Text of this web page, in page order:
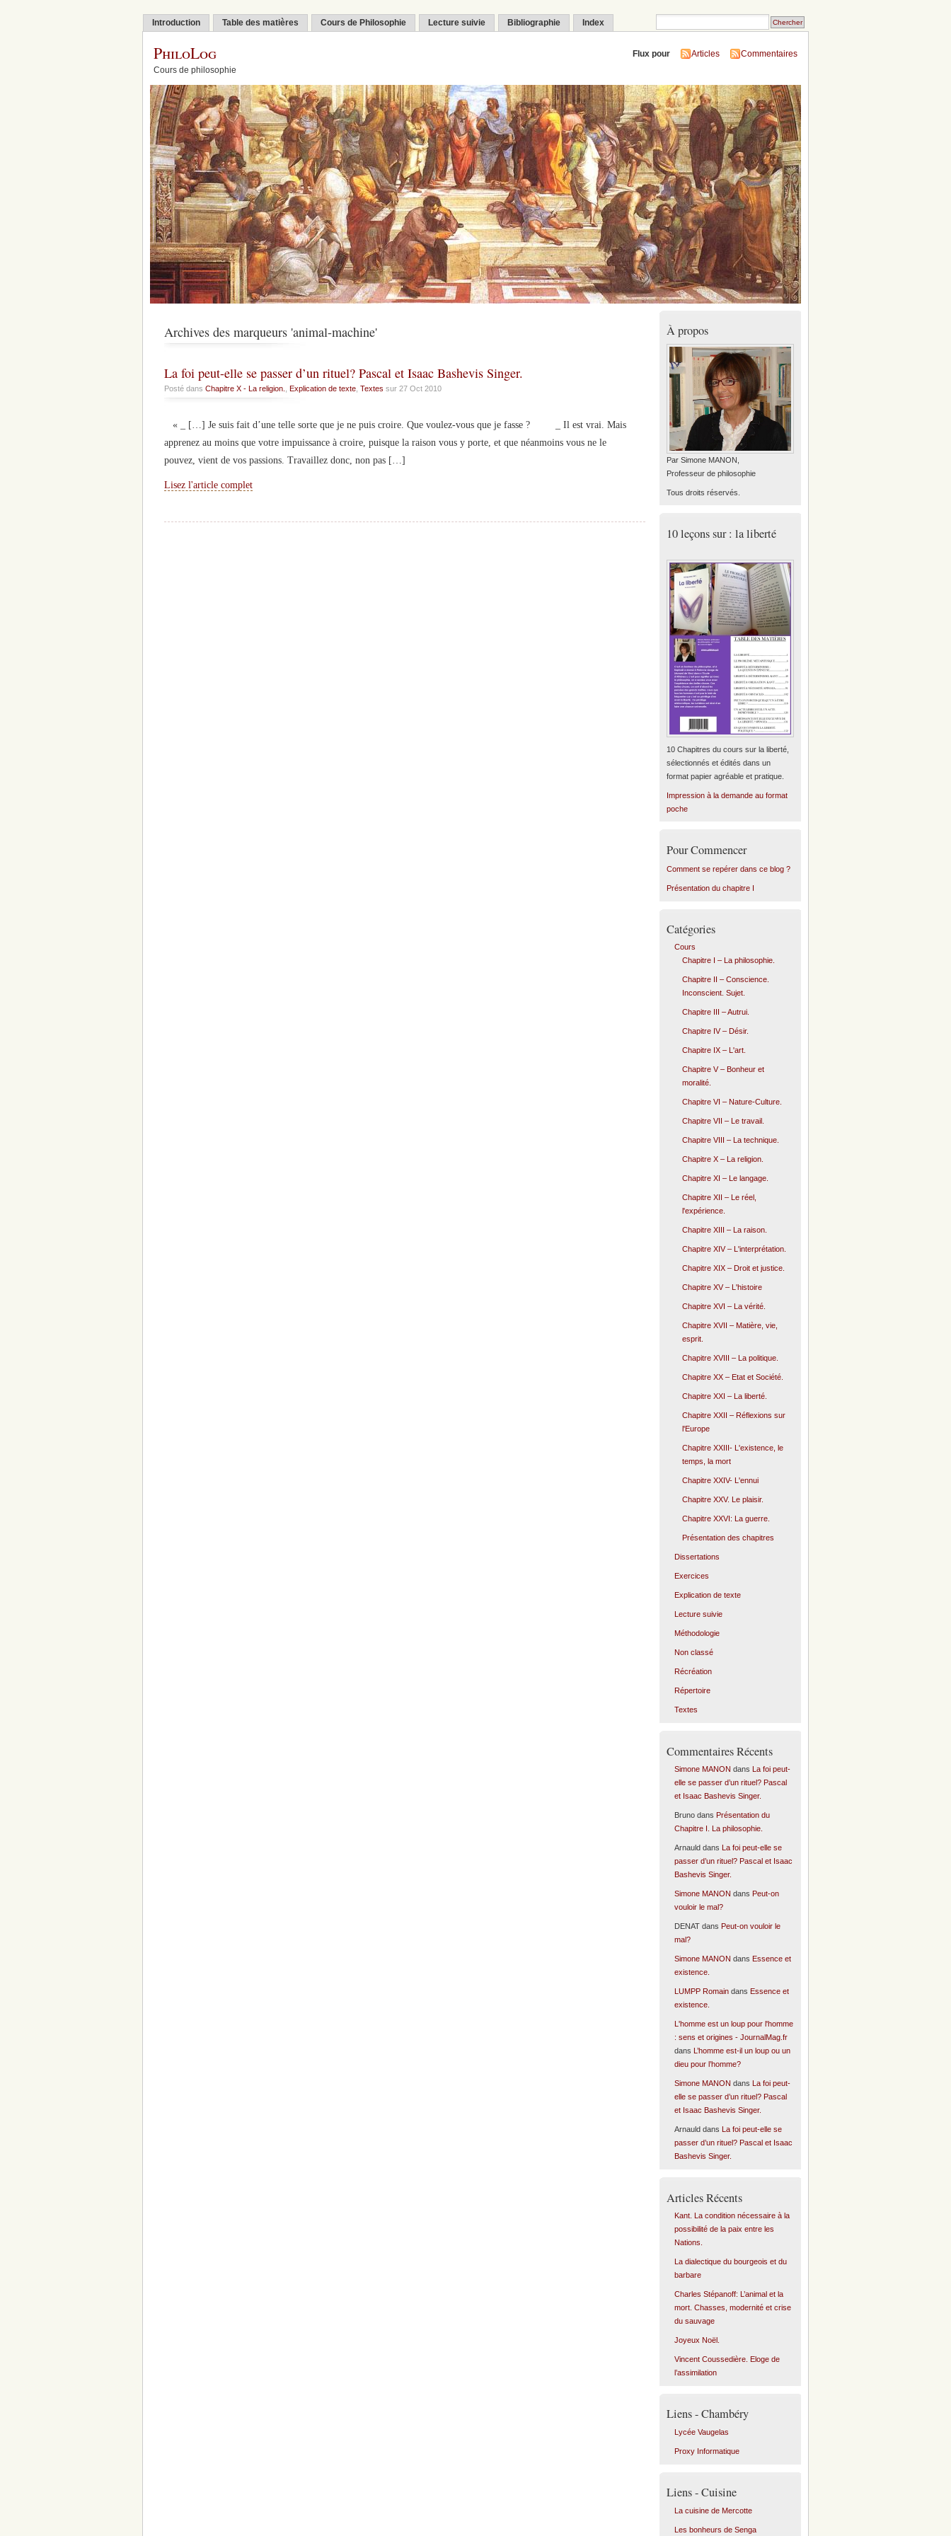
Introduction Table des matières Cours de Philosophie Lecture suivie Bibliographie Index
PhiloLog
Cours de philosophie
Flux pour Articles Commentaires
Archives des marqueurs 'animal-machine'
La foi peut-elle se passer d’un rituel? Pascal et Isaac Bashevis Singer.
Posté dans Chapitre X - La religion., Explication de texte, Textes sur 27 Oct 2010
« _ […] Je suis fait d’une telle sorte que je ne puis croire. Que voulez-vous que je fasse ? _ Il est vrai. Mais
apprenez au moins que votre impuissance à croire, puisque la raison vous y porte, et que néanmoins vous ne le
pouvez, vient de vos passions. Travaillez donc, non pas […]
Lisez l'article complet
À propos
Par Simone MANON,
Professeur de philosophie
Tous droits réservés.
10 leçons sur : la liberté
10 Chapitres du cours sur la liberté,
sélectionnés et édités dans un
format papier agréable et pratique.
Impression à la demande au format
poche
Pour Commencer
Comment se repérer dans ce blog ?
Présentation du chapitre I
Catégories
Cours
Chapitre I – La philosophie.
Chapitre II – Conscience.
Inconscient. Sujet.
Chapitre III – Autrui.
Chapitre IV – Désir.
Chapitre IX – L'art.
Chapitre V – Bonheur et
moralité.
Chapitre VI – Nature-Culture.
Chapitre VII – Le travail.
Chapitre VIII – La technique.
Chapitre X – La religion.
Chapitre XI – Le langage.
Chapitre XII – Le réel,
l'expérience.
Chapitre XIII – La raison.
Chapitre XIV – L'interprétation.
Chapitre XIX – Droit et justice.
Chapitre XV – L'histoire
Chapitre XVI – La vérité.
Chapitre XVII – Matière, vie,
esprit.
Chapitre XVIII – La politique.
Chapitre XX – Etat et Société.
Chapitre XXI – La liberté.
Chapitre XXII – Réflexions sur
l'Europe
Chapitre XXIII- L'existence, le
temps, la mort
Chapitre XXIV- L'ennui
Chapitre XXV. Le plaisir.
Chapitre XXVI: La guerre.
Présentation des chapitres
Dissertations
Exercices
Explication de texte
Lecture suivie
Méthodologie
Non classé
Récréation
Répertoire
Textes
Commentaires Récents
Simone MANON dans
La foi peut-
elle se passer d’un rituel? Pascal
et Isaac Bashevis Singer.
Brunodans Présentation du
Chapitre I. La philosophie.
Arnauld dans
La foi peut-elle se
passer d’un rituel? Pascal et Isaac
Bashevis Singer.
Simone MANON dans Peut-on
vouloir le mal?
DENATdans Peut-on vouloir le
mal?
Simone MANON dans Essence et
existence.
LUMPP Romaindans Essence et
existence.
L'homme est un loup pour l'homme
: sens et origines - JournalMag.fr
dans
L’homme est-il un loup ou un
dieu pour l’homme?
Simone MANON dans
La foi peut-
elle se passer d’un rituel? Pascal
et Isaac Bashevis Singer.
Arnauld dans
La foi peut-elle se
passer d’un rituel? Pascal et Isaac
Bashevis Singer.
Articles Récents
Kant. La condition nécessaire à la
possibilité de la paix entre les
Nations.
La dialectique du bourgeois et du
barbare
Charles Stépanoff: L’animal et la
mort. Chasses, modernité et crise
du sauvage
Joyeux Noël.
Vincent Coussedière. Eloge de
l’assimilation
Liens - Chambéry
Lycée Vaugelas
Proxy Informatique
Liens - Cuisine
La cuisine de Mercotte
Les bonheurs de Senga